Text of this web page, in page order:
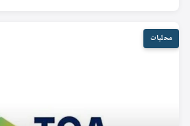
محليات